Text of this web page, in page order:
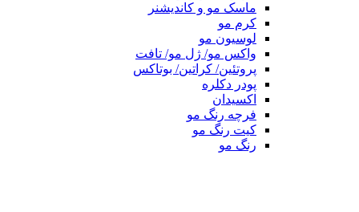
ماسک مو و کاندیشنر
کرم مو
لوسیون مو
واکس مو/ ژل مو/ تافت
پروتئین/ کراتین/ بوتاکس
پودر دکلره
اکسیدان
فرچه رنگ مو
کیت رنگ مو
رنگ مو